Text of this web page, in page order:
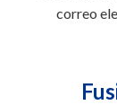
correo